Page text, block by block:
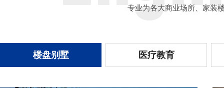
专业为各大商业场所、家装
楼盘别墅 医疗教育